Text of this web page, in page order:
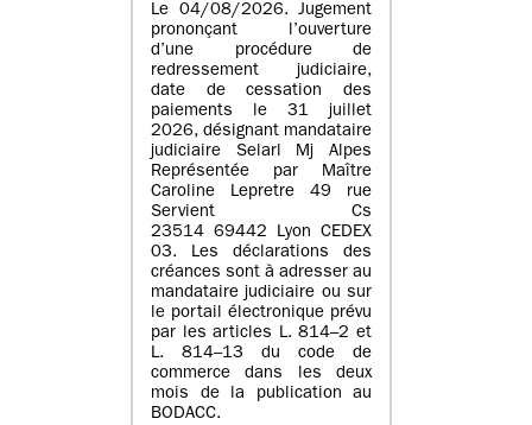
Le 04/08/2026. Jugement
prononçant l’ouverture
d’une procédure de
redressement judiciaire,
date de cessation des
paiements le 31 juillet
2026, désignant mandataire
judiciaire Selarl Mj Alpes
Représentée par Maître
Caroline Lepretre 49 rue
Servient Cs
23514 69442 Lyon CEDEX
03. Les déclarations des
créances sont à adresser au
mandataire judiciaire ou sur
le portail électronique prévu
par les articles L. 814–2 et
L. 814–13 du code de
commerce dans les deux
mois de la publication au
BODACC.